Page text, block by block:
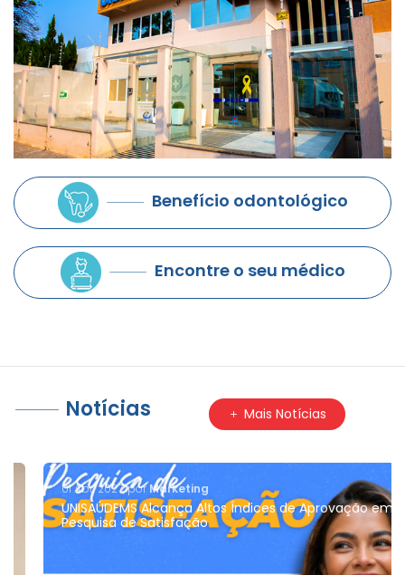
Benefício odontológico
Encontre o seu médico
Notícias Mais Notícias
01 Abr. 2027, porMarketing
UNISAÚDEMS Alcança Altos Índices de Aprovação em
Pesquisa de Satisfação